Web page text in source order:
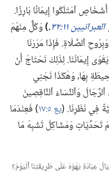
ٱمْتَلَكُوا إِيمَانًا بَارِزًا.‏
العبرانيين ١١:‏٣٢ ‏.‏
‏)‏وَكُلٌّ مِنْهُمْ
ٱلصَّلَاةِ.‏ فَإِذَا مَرَرْنَا
إِيمَانُنَا.‏ لِذٰلِكَ نَحْتَاجُ أَنْ
بِهَا،‏ وَهٰكَذَا نَجْنِي
ٱلرِّجَالَ وَٱلنِّسَاءَ ٱلنَّاقِصِينَ
فِي نَظَرِنَا.‏ (‏يع ٥:‏١٧
‏)‏ فَعِنْدَمَا
تَحَدِّيَاتٍ وَمَشَاكِلَ تُشْبِهُ مَا
عِبَادَةِ يَهْوَهَ عَلَى طَرِيقَتِنَا ٱلْيَوْمَ؟‏